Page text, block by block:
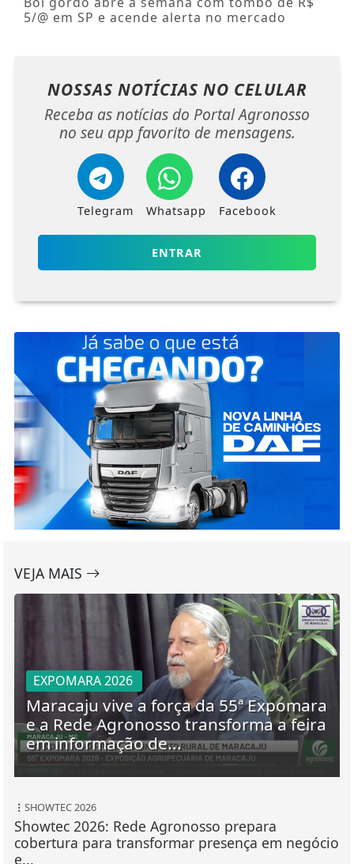
5/@ em SP e acende alerta no mercado
NOSSAS NOTÍCIAS NO CELULAR
Receba as notícias do Portal Agronosso
no seu app favorito de mensagens.
Telegram Whatsapp Facebook
ENTRAR
VEJA MAIS
EXPOMARA 2026
Maracaju vive a força da 55ª Expomara
e a Rede Agronosso transforma a feira
em informação de...
SHOWTEC 2026
Showtec 2026: Rede Agronosso prepara
cobertura para transformar presença em negócio
e...